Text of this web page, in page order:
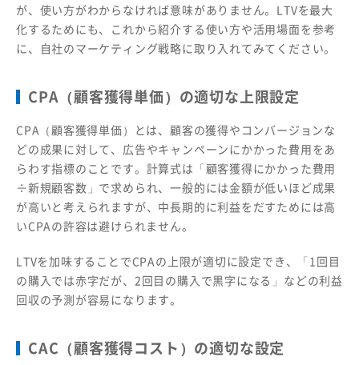
が、使い方がわからなければ意味がありません。LTVを最大
化するためにも、これから紹介する使い方や活用場面を参考
に、自社のマーケティング戦略に取り入れてみてください。
CPA（顧客獲得単価）の適切な上限設定
CPA（顧客獲得単価）とは、顧客の獲得やコンバージョンな
どの成果に対して、広告やキャンペーンにかかった費用をあ
らわす指標のことです。計算式は「顧客獲得にかかった費用
÷新規顧客数」で求められ、一般的には金額が低いほど成果
が高いと考えられますが、中長期的に利益をだすためには高
いCPAの許容は避けられません。
LTVを加味することでCPAの上限が適切に設定でき、「1回目
の購入では赤字だが、2回目の購入で黒字になる」などの利益
回収の予測が容易になります。
CAC（顧客獲得コスト）の適切な設定